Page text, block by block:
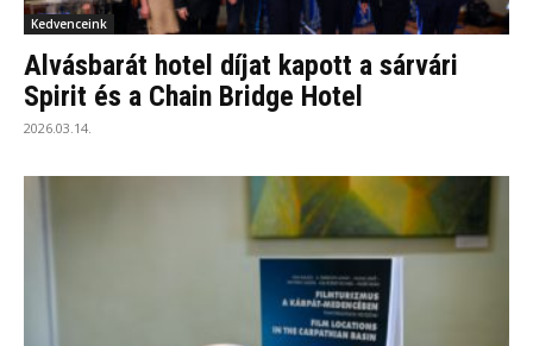
Kedvenceink
Alvásbarát hotel díjat kapott a sárvári
Spirit és a Chain Bridge Hotel
2026.03.14.